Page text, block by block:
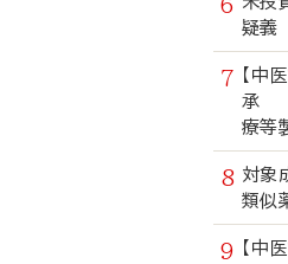
疑義
【中
承
療等
対象
類似
【中